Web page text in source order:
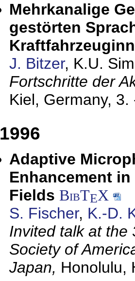
Mehrkanalige
gestörten
J. Bitzer, K.U.
Fortschritte der
Kiel, Germany, 3.
1996
Adaptive
Enhancement
Fields BibTEX
S. Fischer, K.-D.
Invited talk at the
Society of
Japan, Honolulu,